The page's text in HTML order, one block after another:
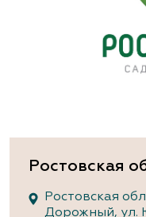
Ростовская
Ростовская
Дорожный, ул.